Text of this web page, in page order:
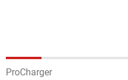
ProCharger